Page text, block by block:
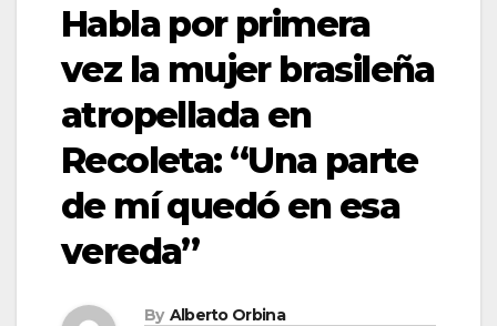
Habla por primera
vez la mujer brasileña
atropellada en
Recoleta: “Una parte
de mí quedó en esa
vereda”
By Alberto Orbina